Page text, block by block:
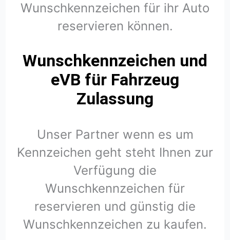
Wunschkennzeichen für ihr Auto
reservieren können.
Wunschkennzeichen und
eVB für Fahrzeug
Zulassung
Unser Partner wenn es um
Kennzeichen geht steht Ihnen zur
Verfügung die
Wunschkennzeichen für
reservieren und günstig die
Wunschkennzeichen zu kaufen.